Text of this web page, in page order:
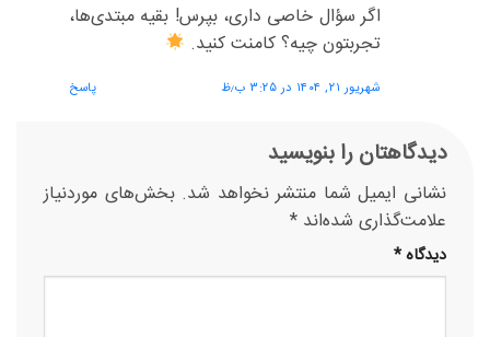
اگر سؤال خاصی داری، بپرس! بقیه مبتدی‌ها،
تجربتون چیه؟ کامنت کنید.
شهریور ۲۱, ۱۴۰۴ در ۳:۲۵ ب٫ظ پاسخ
دیدگاهتان را بنویسید
نشانی ایمیل شما منتشر نخواهد شد. بخش‌های موردنیاز
علامت‌گذاری شده‌اند *
دیدگاه*